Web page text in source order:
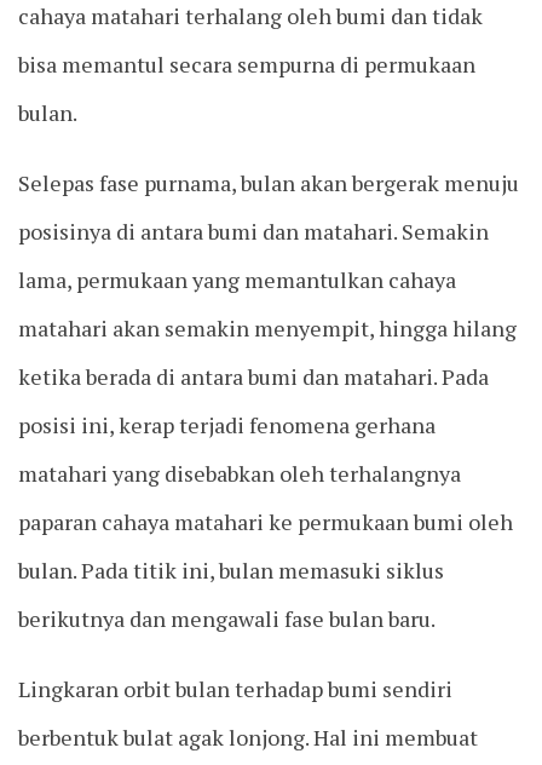
cahaya matahari terhalang oleh bumi dan tidak
bisa memantul secara sempurna di permukaan
bulan.
Selepas fase purnama, bulan akan bergerak menuju
posisinya di antara bumi dan matahari. Semakin
lama, permukaan yang memantulkan cahaya
matahari akan semakin menyempit, hingga hilang
ketika berada di antara bumi dan matahari. Pada
posisi ini, kerap terjadi fenomena gerhana
matahari yang disebabkan oleh terhalangnya
paparan cahaya matahari ke permukaan bumi oleh
bulan. Pada titik ini, bulan memasuki siklus
berikutnya dan mengawali fase bulan baru.
Lingkaran orbit bulan terhadap bumi sendiri
berbentuk bulat agak lonjong. Hal ini membuat